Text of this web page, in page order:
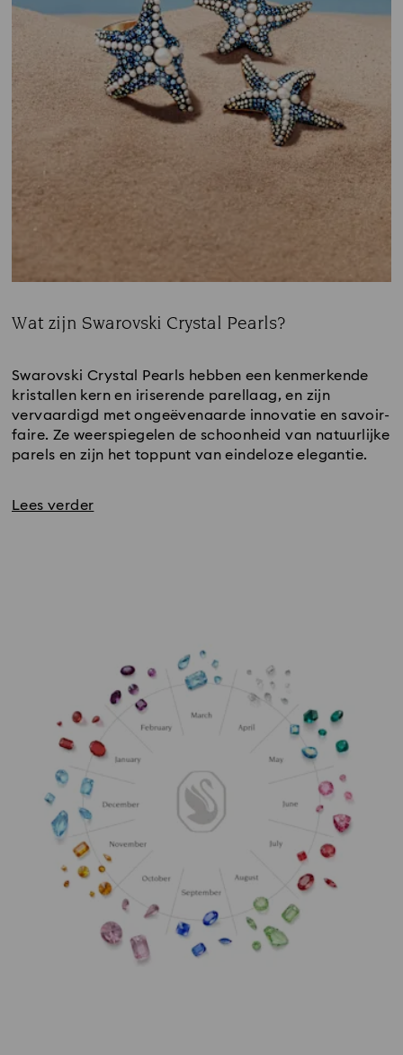
Wat zijn Swarovski Crystal Pearls?
Swarovski Crystal Pearls hebben een kenmerkende
kristallen kern en iriserende parellaag, en zijn
vervaardigd met ongeëvenaarde innovatie en savoir-
faire. Ze weerspiegelen de schoonheid van natuurlijke
parels en zijn het toppunt van eindeloze elegantie.
Lees verder